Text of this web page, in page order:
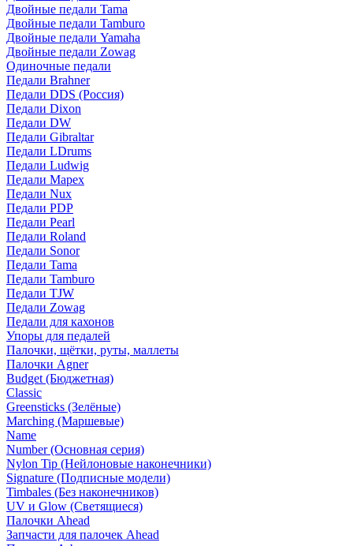
Двойные педали Tama
Двойные педали Tamburo
Двойные педали Yamaha
Двойные педали Zowag
Одиночные педали
Педали Brahner
Педали DDS (Россия)
Педали Dixon
Педали DW
Педали Gibraltar
Педали LDrums
Педали Ludwig
Педали Mapex
Педали Nux
Педали PDP
Педали Pearl
Педали Roland
Педали Sonor
Педали Tama
Педали Tamburo
Педали TJW
Педали Zowag
Педали для кахонов
Упоры для педалей
Палочки, щётки, руты, маллеты
Палочки Agner
Budget (Бюджетная)
Classic
Greensticks (Зелёные)
Marching (Маршевые)
Name
Number (Основная серия)
Nylon Tip (Нейлоновые наконечники)
Signature (Подписные модели)
Timbales (Без наконечников)
UV и Glow (Светящиеся)
Палочки Ahead
Запчасти для палочек Ahead